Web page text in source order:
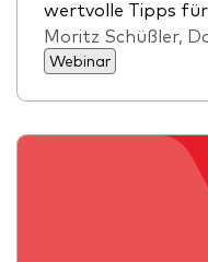
wertvolle Tipps
Moritz Schüßler,
Webinar